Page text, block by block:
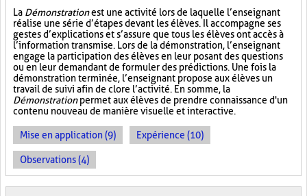
La Démonstrationest une activité lors de laquelle l’enseignant
réalise une série d’étapes devant les élèves. Il accompagne ses
gestes d’explications et s’assure que tous les élèves ont accès à
l’information transmise. Lors de la démonstration, l’enseignant
engage la participation des élèves en leur posant des questions
ou en leur demandant de formuler des prédictions. Une fois la
démonstration terminée, l’enseignant propose aux élèves un
travail de suivi afin de clore l’activité. En somme, la
Démonstrationpermet aux élèves de prendre connaissance d'un
contenu nouveau de manière visuelle et interactive.
Mise en application (9) Expérience (10)
Observations (4)